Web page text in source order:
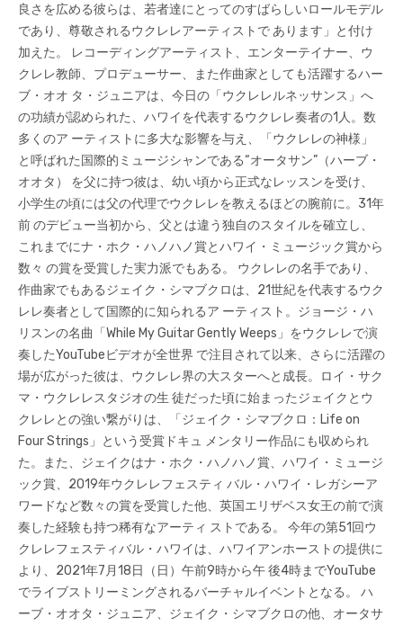
良さを広める彼らは、若者達にとってのすばらしいロールモデル
であり、尊敬されるウクレレアーティストで あります」と付け
加えた。 レコーディングアーティスト、エンターテイナー、ウ
クレレ教師、プロデューサー、また作曲家としても活躍するハー
ブ・オオ タ・ジュニアは、今日の「ウクレレルネッサンス」へ
の功績が認められた、ハワイを代表するウクレレ奏者の1人。数
多くのア ーティストに多大な影響を与え、「ウクレレの神様」
と呼ばれた国際的ミュージシャンである“オータサン”（ハーブ・
オオタ） を父に持つ彼は、幼い頃から正式なレッスンを受け、
小学生の頃には父の代理でウクレレを教えるほどの腕前に。31年
前 のデビュー当初から、父とは違う独自のスタイルを確立し、
これまでにナ・ホク・ハノハノ賞とハワイ・ミュージック賞から
数々 の賞を受賞した実力派でもある。 ウクレレの名手であり、
作曲家でもあるジェイク・シマブクロは、21世紀を代表するウク
レレ奏者として国際的に知られるア ーティスト。ジョージ・ハ
リスンの名曲「While My Guitar Gently Weeps」をウクレレで演
奏したYouTubeビデオが全世界 で注目されて以来、さらに活躍の
場が広がった彼は、ウクレレ界の大スターへと成長。ロイ・サク
マ・ウクレレスタジオの生 徒だった頃に始まったジェイクとウ
クレレとの強い繋がりは、「ジェイク・シマブクロ：Life on
Four Strings」という受賞ドキュ メンタリー作品にも収められ
た。また、ジェイクはナ・ホク・ハノハノ賞、ハワイ・ミュージ
ック賞、2019年ウクレレフェスティ バル・ハワイ・レガシーア
ワードなど数々の賞を受賞した他、英国エリザベス女王の前で演
奏した経験も持つ稀有なアーティ ストである。 今年の第51回ウ
クレレフェスティバル・ハワイは、ハワイアンホーストの提供に
より、2021年7月18日（日）午前9時から午 後4時までYouTube
でライブストリーミングされるバーチャルイベントとなる。 ハ
ーブ・オオタ・ジュニア、ジェイク・シマブクロの他、オータサ